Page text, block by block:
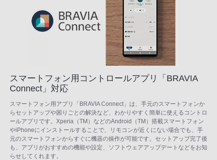
スマートフォン用コントロールアプリ「BRAVIA
Connect」対応
スマートフォン用アプリ「BRAVIA Connect」は、手元のスマートフォンか
らセットアップや困りごとの解決など、わかりやすく簡単に使えるコントロ
ールアプリです。Xperia（TM）などのAndroid（TM）搭載スマートフォン
やiPhoneにインストールすることで、リモコンが近くにない場合でも、手
元のスマートフォンからすぐに機器の操作が可能です。セットアップ完了後
も、アプリがおすすめの機能や設定、ソフトウェアアップデートなどをお知
らせしてくれます。